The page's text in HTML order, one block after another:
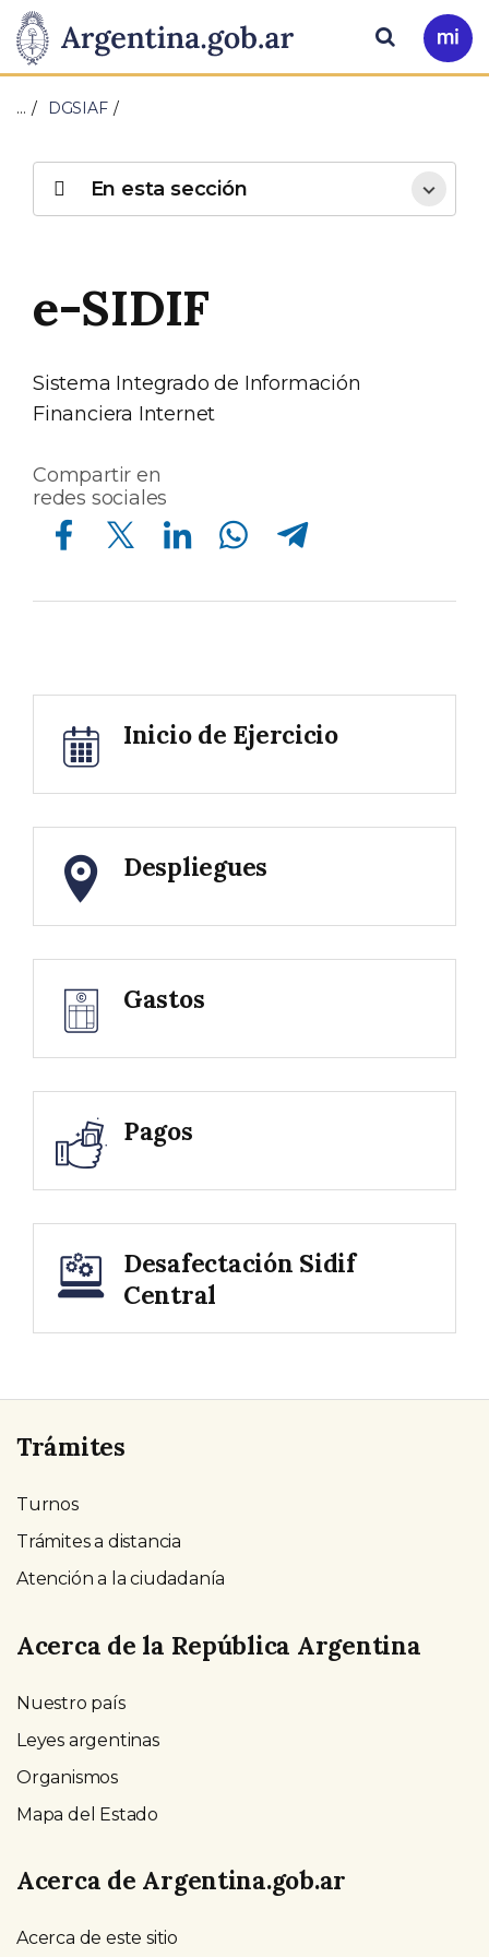
Presidencia
de
Nación
Pasar al contenido principal
Ir
a
Buscar
… DGSIAF
e-SIDIF
Sistema Integrado de Información
Financiera Internet
Compartir en
redes sociales
Compartir en Facebook Compartir en Twitter Compartir en Linkedin Compartir en Whatsapp Compartir en Telegram
Inicio de Ejercicio
Despliegues
Gastos
Pagos
Desafectación Sidif
Central
En esta sección
Trámites
Turnos
Trámites a distancia
Atención a la ciudadanía
Acerca de la República Argentina
Nuestro país
Leyes argentinas
Organismos
Mapa del Estado
Acerca de Argentina.gob.ar
Acerca de este sitio